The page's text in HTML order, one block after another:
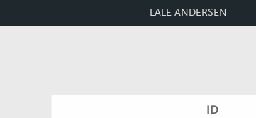
LALE ANDERSEN
ID